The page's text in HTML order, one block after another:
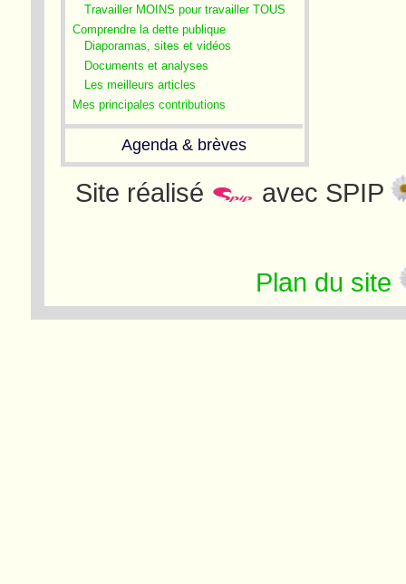
Travailler MOINS pour travailler TOUS
Comprendre la dette publique
Diaporamas, sites et vidéos
Documents et analyses
Les meilleurs articles
Mes principales contributions
Agenda & brèves
Site réalisé avec SPIP
Plan du site